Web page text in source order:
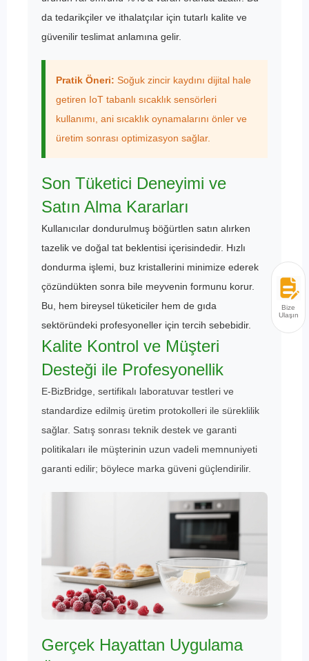
da tedarikçiler ve ithalatçılar için tutarlı kalite ve
güvenilir teslimat anlamına gelir.
Pratik Öneri: Soğuk zincir kaydını dijital hale
getiren IoT tabanlı sıcaklık sensörleri
kullanımı, ani sıcaklık oynamalarını önler ve
üretim sonrası optimizasyon sağlar.
Son Tüketici Deneyimi ve
Satın Alma Kararları
Kullanıcılar dondurulmuş böğürtlen satın alırken
tazelik ve doğal tat beklentisi içerisindedir. Hızlı
dondurma işlemi, buz kristallerini minimize ederek
çözündükten sonra bile meyvenin formunu korur.
Bu, hem bireysel tüketiciler hem de gıda
sektöründeki profesyoneller için tercih sebebidir.
Kalite Kontrol ve Müşteri
Desteği ile Profesyonellik
E-BizBridge, sertifikalı laboratuvar testleri ve
standardize edilmiş üretim protokolleri ile süreklilik
sağlar. Satış sonrası teknik destek ve garanti
politikaları ile müşterinin uzun vadeli memnuniyeti
garanti edilir; böylece marka güveni güçlendirilir.
Gerçek Hayattan Uygulama
Bize
Ulaşın